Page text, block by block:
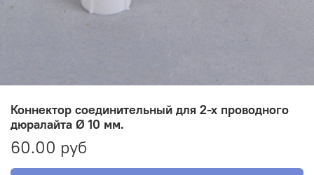
Коннектор соединительный для 2-х проводного
дюралайта Ø 10 мм.
60.00 руб